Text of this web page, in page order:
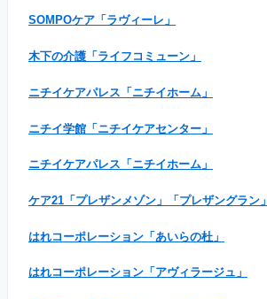
SOMPOケア「ラヴィーレ」
木下の介護「ライフコミューン」
ニチイケアパレス「ニチイホーム」
ニチイ学館「ニチイケアセンター」
ニチイケアパレス「ニチイホーム」
ケア21「プレザンメゾン」「プレザングラン」
はれコーポレーション「あいらの杜」
はれコーポレーション「アヴィラージュ」